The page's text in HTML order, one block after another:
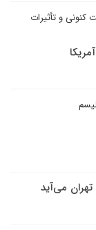
و تأثیرات
می‌آید